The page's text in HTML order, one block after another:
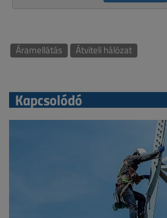
Áramellátás Átviteli hálózat
Kapcsolódó